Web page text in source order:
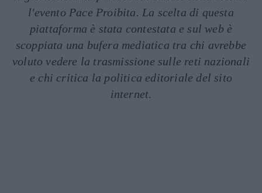
l'evento Pace Proibita. La scelta di questa
piattaforma è stata contestata e sul web è
scoppiata una bufera mediatica tra chi avrebbe
voluto vedere la trasmissione sulle reti nazionali
e chi critica la politica editoriale del sito
internet.